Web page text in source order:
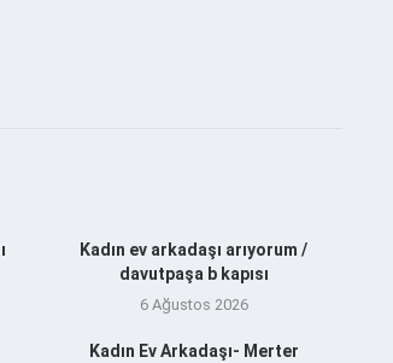
Kadın ev arkadaşı arıyorum /
davutpaşa b kapısı
6 Ağustos 2026
Kadın Ev Arkadaşı- Merter